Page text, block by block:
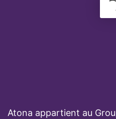
Atona appartient au